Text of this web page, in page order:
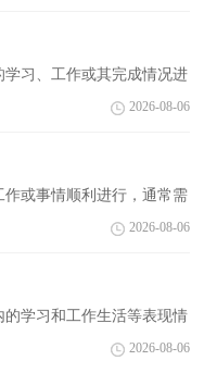
习、工作或其完成情况进
，它在我们的学习、工作中
2026-08-06
或事情顺利进行，通常需
划类文书的一种。优秀的方
2026-08-06
学习和工作生活等表现情
以帮助我们总结以往思想，
2026-08-06